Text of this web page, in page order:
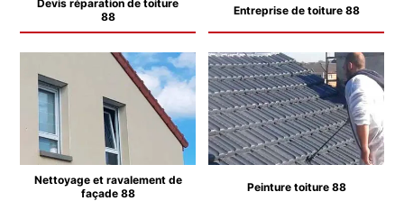
Devis réparation de toiture
88
Entreprise de toiture 88
Nettoyage et ravalement de
façade 88
Peinture toiture 88